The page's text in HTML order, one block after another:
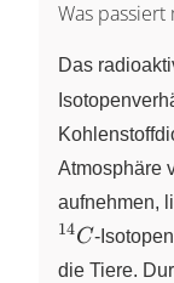
Was
Das
Atmosphäre
aufnehmen,
14C-
die Tiere.